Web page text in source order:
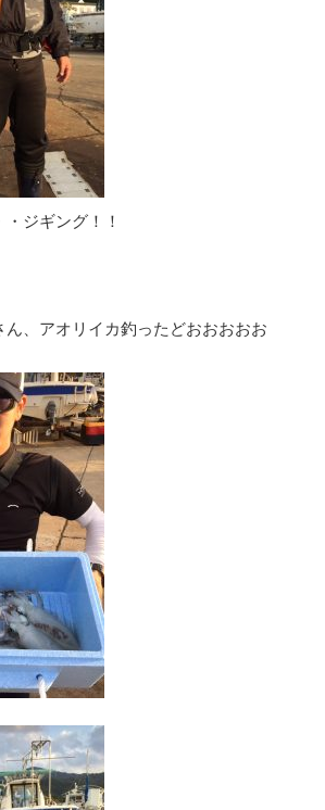
ジギング！！
ん、アオリイカ釣ったどおおおおお